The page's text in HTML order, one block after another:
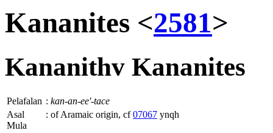
Kananites <2581>
Kananithv Kananites
Pelafalan : kan-an-ee'-tace
Asal
Mula
: of Aramaic origin, cf07067 ynqh